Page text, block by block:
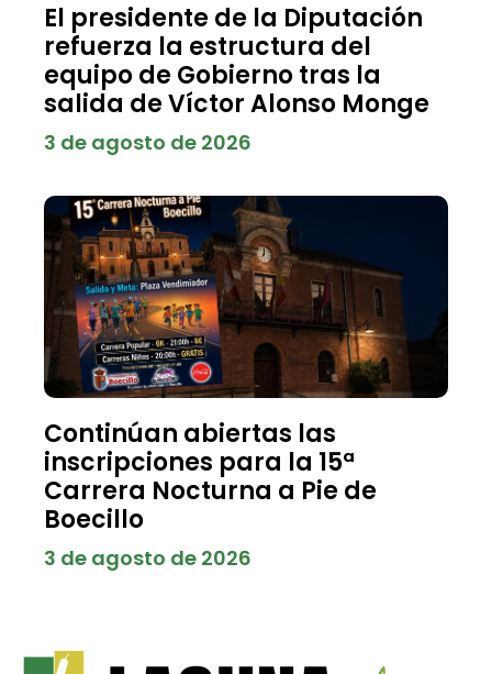
El presidente de la Diputación
refuerza la estructura del
equipo de Gobierno tras la
salida de Víctor Alonso Monge
3 de agosto de 2026
Continúan abiertas las
inscripciones para la 15ª
Carrera Nocturna a Pie de
Boecillo
3 de agosto de 2026